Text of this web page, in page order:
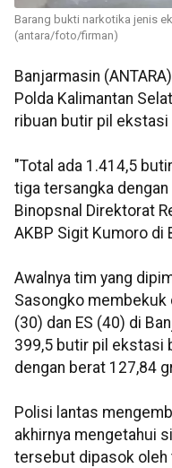
Barang bukti narkotika jenis
(antara/foto/firman)
Banjarmasin
Polda Kalimantan
ribuan butir pil
"Total ada 1.414,5
tiga tersangka
Binopsnal Direktorat
AKBP Sigit Kumoro di
Awalnya tim yang
Sasongko membekuk
(30) dan ES (40) di
399,5 butir pil ekstasi
dengan berat 127,84
Polisi lantas
akhirnya mengetahui
tersebut dipasok oleh